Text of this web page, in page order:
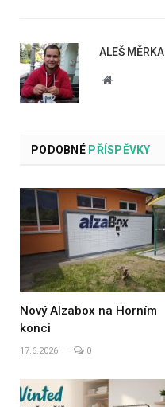
ALEŠ MĚRKA
Website
PODOBNÉPŘÍSPĚVKY
Nový Alzabox na Horním
konci
17.6.2026 0